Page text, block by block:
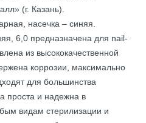
(г. Казань).
насечка – синяя.
6,0 предназначена для nail-
из высококачественной
коррозии, максимально
для большинства
проста и надежна в
видам стерилизации и